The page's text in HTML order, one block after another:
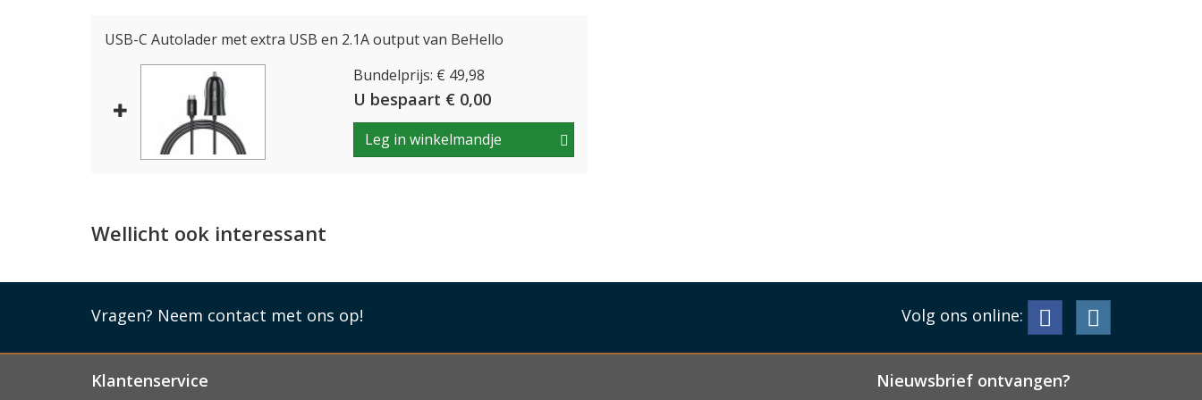
USB-C Autolader met extra USB en 2.1A output van BeHello
Bundelprijs: € 49,98
U bespaart € 0,00
Leg in winkelmandje
Wellicht ook interessant
Vragen? Neem contact met ons op! Volg ons online:
Klantenservice Nieuwsbrief ontvangen?